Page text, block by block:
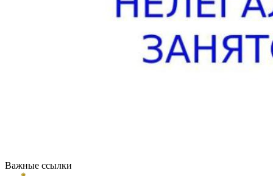
Важные ссылки